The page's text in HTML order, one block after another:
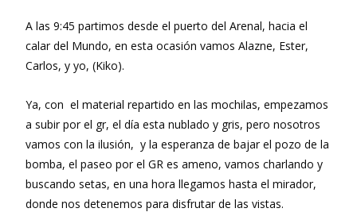
A las 9:45 partimos desde el puerto del Arenal, hacia el
calar del Mundo, en esta ocasión vamos Alazne, Ester,
Carlos, y yo, (Kiko).
Ya, con el material repartido en las mochilas, empezamos
a subir por el gr, el día esta nublado y gris, pero nosotros
vamos con la ilusión, y la esperanza de bajar el pozo de la
bomba, el paseo por el GR es ameno, vamos charlando y
buscando setas, en una hora llegamos hasta el mirador,
donde nos detenemos para disfrutar de las vistas.